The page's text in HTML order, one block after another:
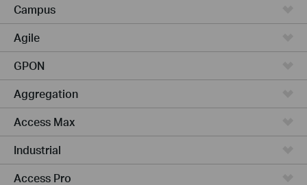
Campus
Agile
GPON
Aggregation
Access Max
Industrial
Access Pro